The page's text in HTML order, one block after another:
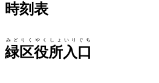
時刻表
緑区役所入口
みどりくやくしょいりぐち